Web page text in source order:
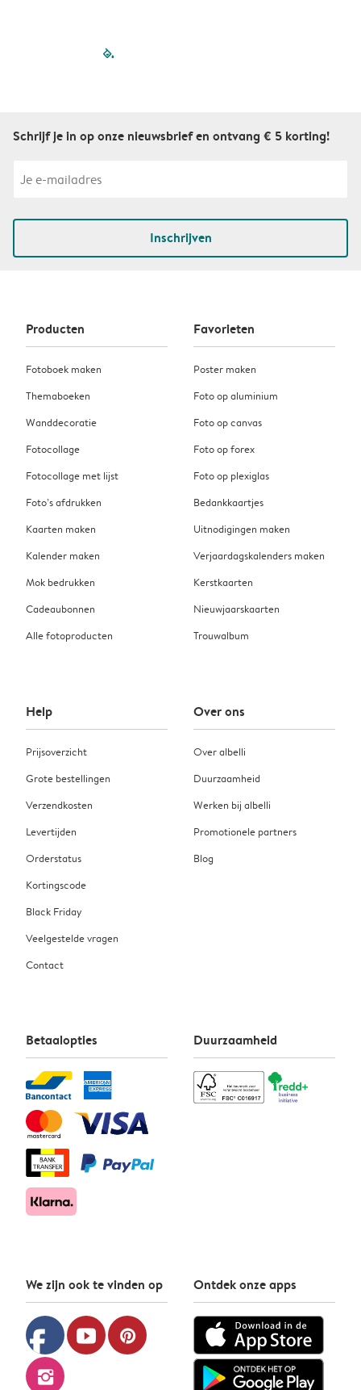
filled-pagination
Schrijf je in op onze nieuwsbrief en ontvang € 5 korting!
Inschrijven
Producten
Fotoboek maken
Themaboeken
Wanddecoratie
Fotocollage
Fotocollage met lijst
Foto’s afdrukken
Kaarten maken
Kalender maken
Mok bedrukken
Cadeaubonnen
Alle fotoproducten
Favorieten
Poster maken
Foto op aluminium
Foto op canvas
Foto op forex
Foto op plexiglas
Bedankkaartjes
Uitnodigingen maken
Verjaardagskalenders maken
Kerstkaarten
Nieuwjaarskaarten
Trouwalbum
Help
Prijsoverzicht
Grote bestellingen
Verzendkosten
Levertijden
Orderstatus
Kortingscode
Black Friday
Veelgestelde vragen
Contact
Over ons
Over albelli
Duurzaamheid
Werken bij albelli
Promotionele partners
Blog
Betaalopties Duurzaamheid
We zijn ook te vinden op
facebook youtube pinterest
instagram
Ontdek onze apps